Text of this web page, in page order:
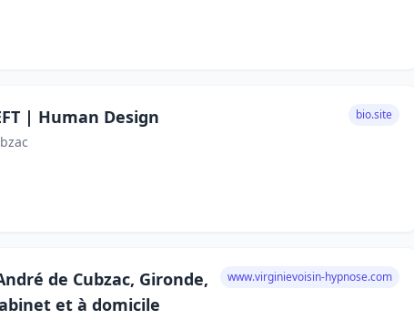
| Human Design bio.site
de Cubzac, Gironde,
et à domicile
www.virginievoisin-hypnose.com